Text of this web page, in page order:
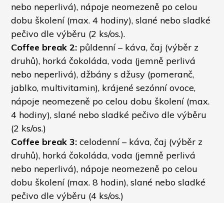
nebo neperlivá), nápoje neomezeně po celou
dobu školení (max. 4 hodiny), slané nebo sladké
pečivo dle výběru (2 ks/os.).
Coffee break 2: půldenní – káva, čaj (výběr z
druhů), horká čokoláda, voda (jemně perlivá
nebo neperlivá), džbány s džusy (pomeranč,
jablko, multivitamin), krájené sezónní ovoce,
nápoje neomezeně po celou dobu školení (max.
4 hodiny), slané nebo sladké pečivo dle výběru
(2 ks/os.)
Coffee break 3: celodenní – káva, čaj (výběr z
druhů), horká čokoláda, voda (jemně perlivá
nebo neperlivá), nápoje neomezeně po celou
dobu školení (max. 8 hodin), slané nebo sladké
pečivo dle výběru (4 ks/os.)